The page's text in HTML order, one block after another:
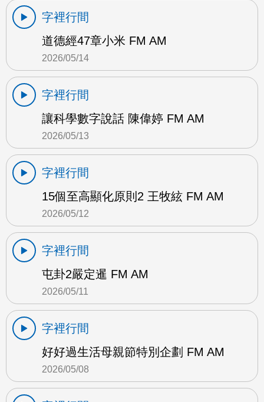
字裡行間
道德經47章小米 FM AM
2026/05/14
字裡行間
讓科學數字說話 陳偉婷 FM AM
2026/05/13
字裡行間
15個至高顯化原則2 王牧絃 FM AM
2026/05/12
字裡行間
屯卦2嚴定暹 FM AM
2026/05/11
字裡行間
好好過生活母親節特別企劃 FM AM
2026/05/08